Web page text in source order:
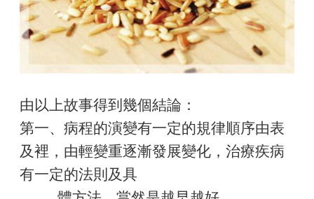
由以上故事得到幾個結論：
第一、病程的演變有一定的規律順序由表
及裡，由輕變重逐漸發展變化，治療疾病
有一定的法則及具